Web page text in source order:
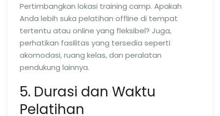
Pertimbangkan lokasi training camp. Apakah
Anda lebih suka pelatihan offline di tempat
tertentu atau online yang fleksibel? Juga,
perhatikan fasilitas yang tersedia seperti
akomodasi, ruang kelas, dan peralatan
pendukung lainnya.
5. Durasi dan Waktu
Pelatihan